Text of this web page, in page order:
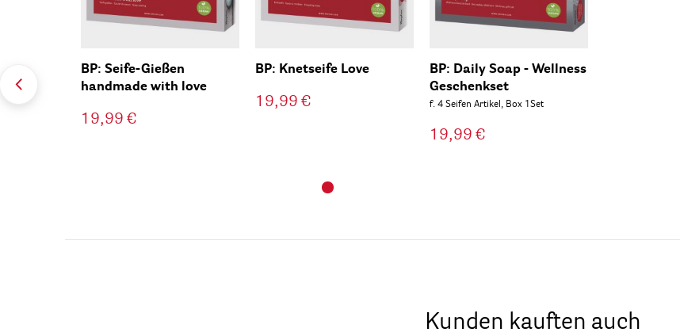
BP: Seife-Gießen
handmade with love
19,99 €
BP: Knetseife Love
19,99 €
BP: Daily Soap - Wellness
Geschenkset
f. 4 Seifen Artikel, Box 1Set
19,99 €
Kunden kauften auch